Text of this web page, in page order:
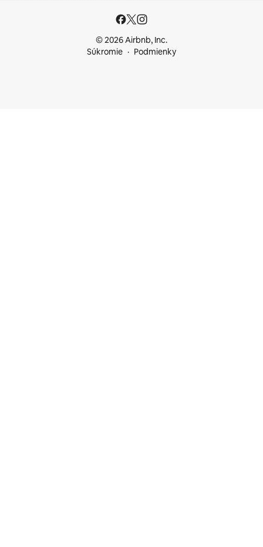
© 2026 Airbnb, Inc.
Súkromie
Podmienky